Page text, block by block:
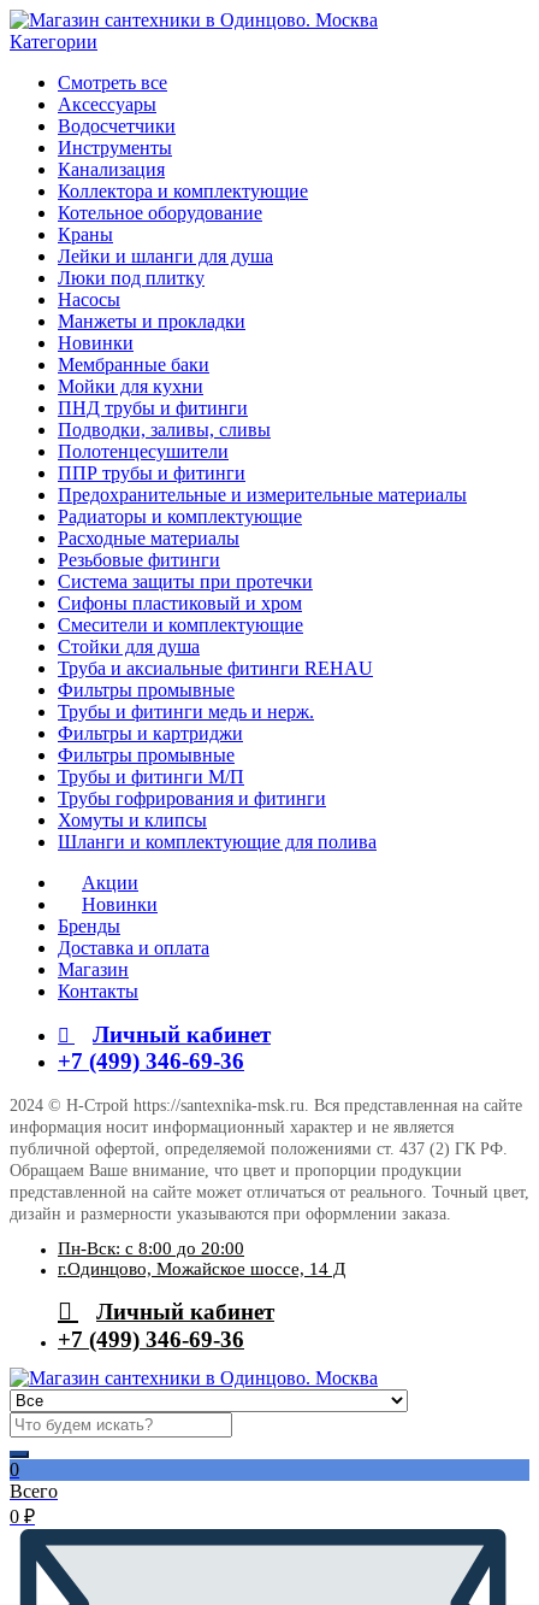
Категории
Смотреть все
Аксессуары
Водосчетчики
Инструменты
Канализация
Коллектора и комплектующие
Котельное оборудование
Краны
Лейки и шланги для душа
Люки под плитку
Насосы
Манжеты и прокладки
Новинки
Мембранные баки
Мойки для кухни
ПНД трубы и фитинги
Подводки, заливы, сливы
Полотенцесушители
ППР трубы и фитинги
Предохранительные и измерительные материалы
Радиаторы и комплектующие
Расходные материалы
Резьбовые фитинги
Система защиты при протечки
Сифоны пластиковый и хром
Смесители и комплектующие
Стойки для душа
Труба и аксиальные фитинги REHAU
Фильтры промывные
Трубы и фитинги медь и нерж.
Фильтры и картриджи
Фильтры промывные
Трубы и фитинги М/П
Трубы гофрирования и фитинги
Хомуты и клипсы
Шланги и комплектующие для полива
Акции
Новинки
Бренды
Доставка и оплата
Магазин
Контакты
Личный кабинет
+7 (499) 346-69-36
2024 © Н-Строй https://santexnika-msk.ru. Вся представленная на сайте
информация носит информационный характер и не является
публичной офертой, определяемой положениями ст. 437 (2) ГК РФ.
Обращаем Ваше внимание, что цвет и пропорции продукции
представленной на сайте может отличаться от реального. Точный цвет,
дизайн и размерности указываются при оформлении заказа.
Пн-Вск: с 8:00 до 20:00
г.Одинцово, Можайское шоссе, 14 Д
Личный кабинет
+7 (499) 346-69-36
0
Всего
0 ₽